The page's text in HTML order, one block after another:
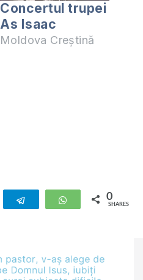
Concertul trupei
As Isaac
Moldova Creștină
Telegram WhatsApp
0
SHARES